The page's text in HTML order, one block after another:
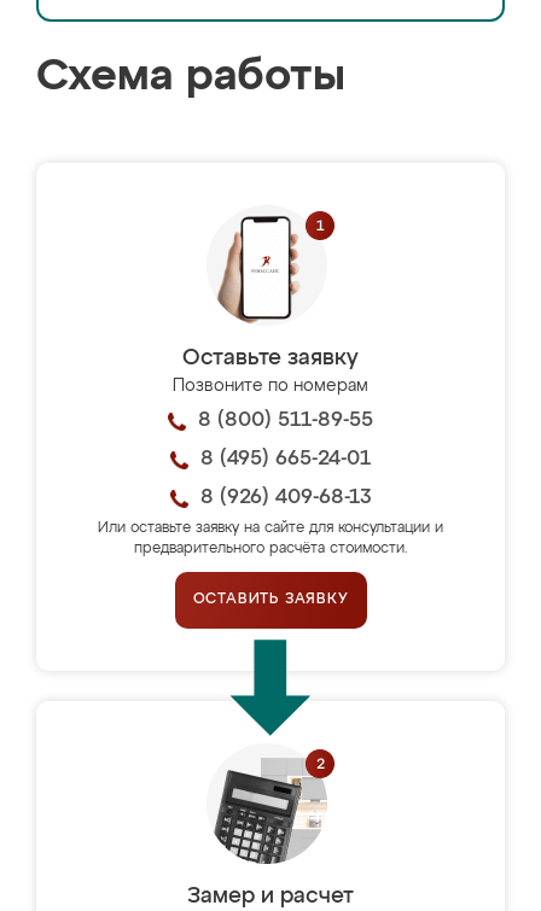
Схема работы
Оставьте заявку
Позвоните по номерам
8 (800) 511-89-55
8 (495) 665-24-01
8 (926) 409-68-13
Или оставьте заявку на сайте для консультации и
предварительного расчёта стоимости.
ОСТАВИТЬ ЗАЯВКУ
Замер и расчет